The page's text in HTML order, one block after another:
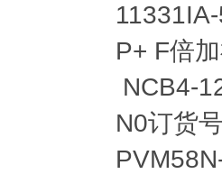
P+ F倍
NCB4-
N0订货